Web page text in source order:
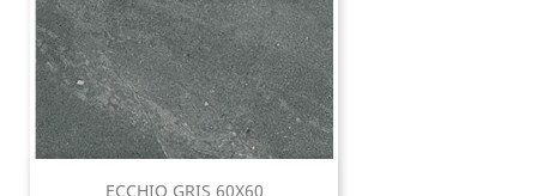
ECCHIO GRIS 60X60